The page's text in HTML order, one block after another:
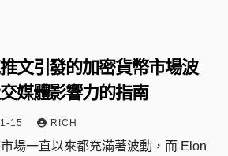
文引發的加密貨幣市場波
媒體影響力的指南
15 RICH
場一直以來都充滿著波動，而 Elon